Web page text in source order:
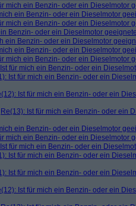
mich ein Benzin- oder ein Dieselmotor
ein Benzin- oder ein Dieselmotor
mich ein Benzin- oder ein Dieselmotor
Benzin- oder ein Dieselmotor
ein Benzin- oder ein Dieselmotor
ein Benzin- oder ein Dieselmotor
mich ein Benzin- oder ein Dieselmotor
für mich ein Benzin- oder ein
Ist für mich ein Benzin- oder ein
Ist für mich ein Benzin- oder ein
Re(13): Ist für mich ein Benzin- oder ein
ein Benzin- oder ein Dieselmotor
mich ein Benzin- oder ein Dieselmotor
für mich ein Benzin- oder ein
Ist für mich ein Benzin- oder ein
Ist für mich ein Benzin- oder ein
Ist für mich ein Benzin- oder ein